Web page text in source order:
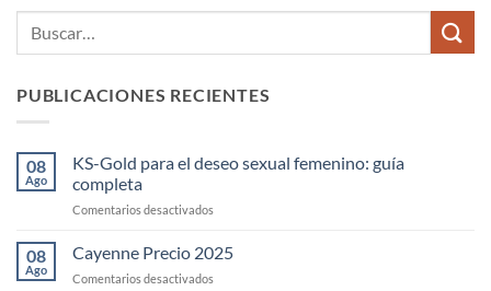
PUBLICACIONES RECIENTES
08
Ago
KS-Gold para el deseo sexual femenino: guía
completa
Comentarios desactivados
Gold
para
el
08
Ago
Cayenne Precio 2025
Comentarios desactivados